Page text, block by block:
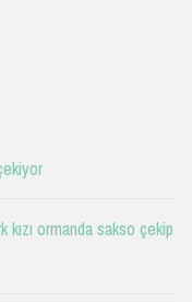
ormanda sakso çekip